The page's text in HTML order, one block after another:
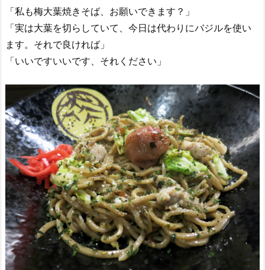
「私も梅大葉焼きそば、お願いできます？」
「実は大葉を切らしていて、今日は代わりにバジルを使い
ます。それで良ければ」
「いいですいいです、それください」